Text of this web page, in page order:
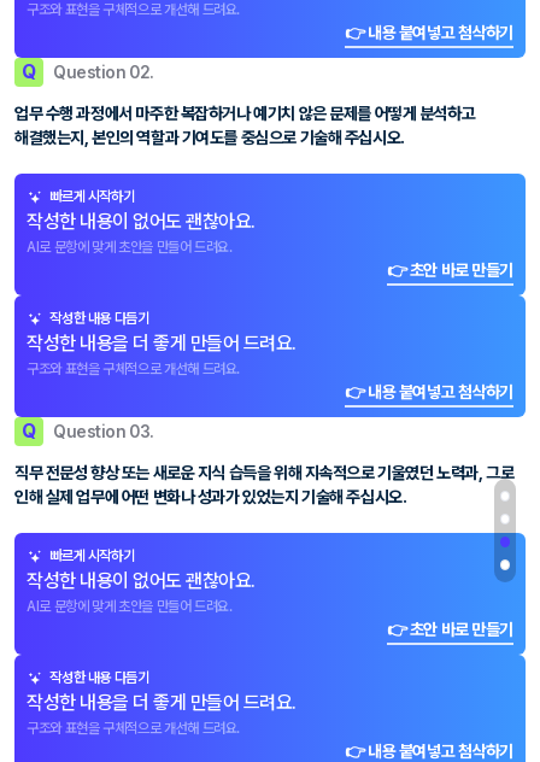
구조와 표현을 구체적으로 개선해 드려요.
👉 내용 붙여넣고 첨삭하기
Q Question 02.
업무 수행 과정에서 마주한 복잡하거나 예기치 않은 문제를 어떻게 분석하고
해결했는지, 본인의 역할과 기여도를 중심으로 기술해 주십시오.
빠르게 시작하기
작성한 내용이 없어도 괜찮아요.
AI로 문항에 맞게 초안을 만들어 드려요.
👉 초안 바로 만들기
작성한 내용 다듬기
작성한 내용을 더 좋게 만들어 드려요.
구조와 표현을 구체적으로 개선해 드려요.
👉 내용 붙여넣고 첨삭하기
Q Question 03.
직무 전문성 향상 또는 새로운 지식 습득을 위해 지속적으로 기울였던 노력과, 그로
인해 실제 업무에 어떤 변화나 성과가 있었는지 기술해 주십시오.
빠르게 시작하기
작성한 내용이 없어도 괜찮아요.
AI로 문항에 맞게 초안을 만들어 드려요.
👉 초안 바로 만들기
작성한 내용 다듬기
작성한 내용을 더 좋게 만들어 드려요.
구조와 표현을 구체적으로 개선해 드려요.
👉 내용 붙여넣고 첨삭하기